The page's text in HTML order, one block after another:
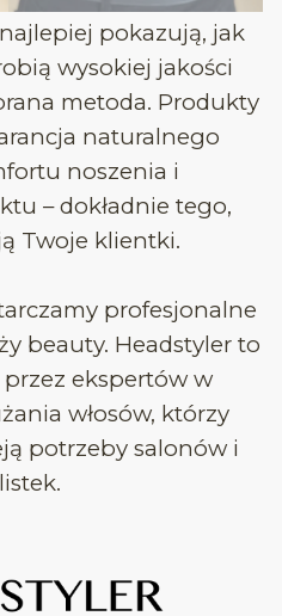
pokazują, jak
wysokiej jakości
metoda. Produkty
naturalnego
noszenia i
– dokładnie tego,
Twoje klientki.
profesjonalne
beauty. Headstyler to
ekspertów w
włosów, którzy
potrzeby salonów i